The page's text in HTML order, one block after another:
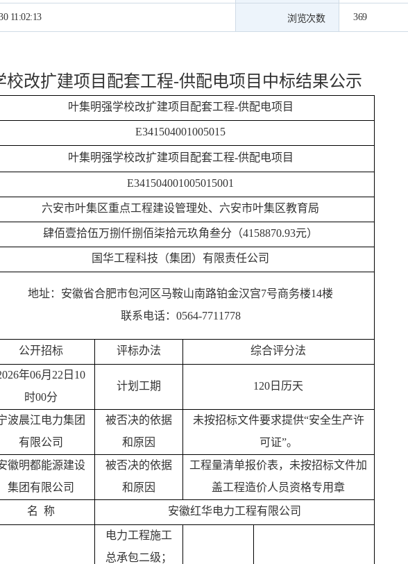
11:02:13 浏览次数 369
校改扩建项目配套工程-供配电项目中标结果公示
叶集明强学校改扩建项目配套工程-供配电项目
E341504001005015
叶集明强学校改扩建项目配套工程-供配电项目
E341504001005015001
六安市叶集区重点工程建设管理处、六安市叶集区教育局
肆佰壹拾伍万捌仟捌佰柒拾元玖角叁分（4158870.93元）
国华工程科技（集团）有限责任公司
地址：安徽省合肥市包河区马鞍山南路铂金汉宫7号商务楼14楼
联系电话： 0564-7711778
公开招标 评标办法 综合评分法
年06月22日10
时00分
计划工期 120日历天
波晨江电力集团
有限公司
被否决的依据
和原因
未按招标文件要求提供“安全生产许
可证”。
徽明都能源建设
集团有限公司
被否决的依据
和原因
工程量清单报价表，未按招标文件加
盖工程造价人员资格专用章
名 称 安徽红华电力工程有限公司
电力工程施工
总承包二级；